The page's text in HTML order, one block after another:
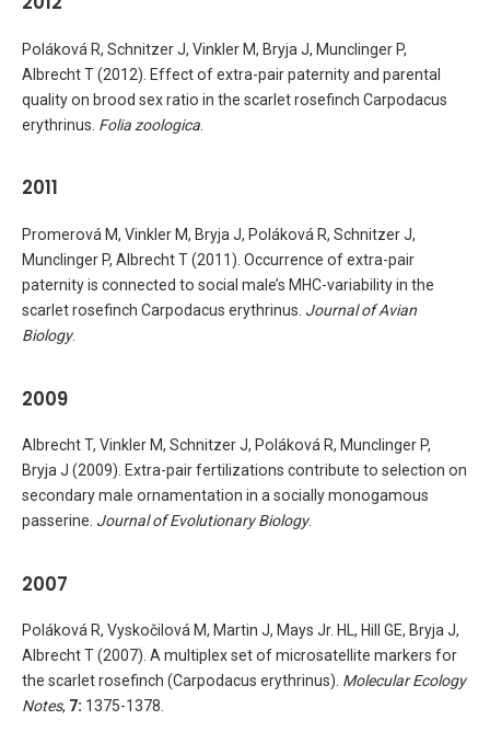
Poláková R, Schnitzer J, Vinkler M, Bryja J, Munclinger P,
Albrecht T (2012). Effect of extra-pair paternity and parental
quality on brood sex ratio in the scarlet rosefinch Carpodacus
erythrinus. Folia zoologica
2011
Promerová M, Vinkler M, Bryja J, Poláková R, Schnitzer J,
Munclinger P, Albrecht T (2011). Occurrence of extra-pair
paternity is connected to social male’s MHC-variability in the
scarlet rosefinch Carpodacus erythrinus. Journal of Avian
Biology.
2009
Albrecht T, Vinkler M, Schnitzer J, Poláková R, Munclinger P,
Bryja J (2009). Extra-pair fertilizations contribute to selection on
secondary male ornamentation in a socially monogamous
passerine. Journal of Evolutionary Biology.
2007
Poláková R, Vyskočilová M, Martin J, Mays Jr. HL, Hill GE, Bryja J,
Albrecht T (2007). A multiplex set of microsatellite markers for
the scarlet rosefinch (Carpodacus erythrinus). Molecular Ecology
Notes, 7: 1375-1378.